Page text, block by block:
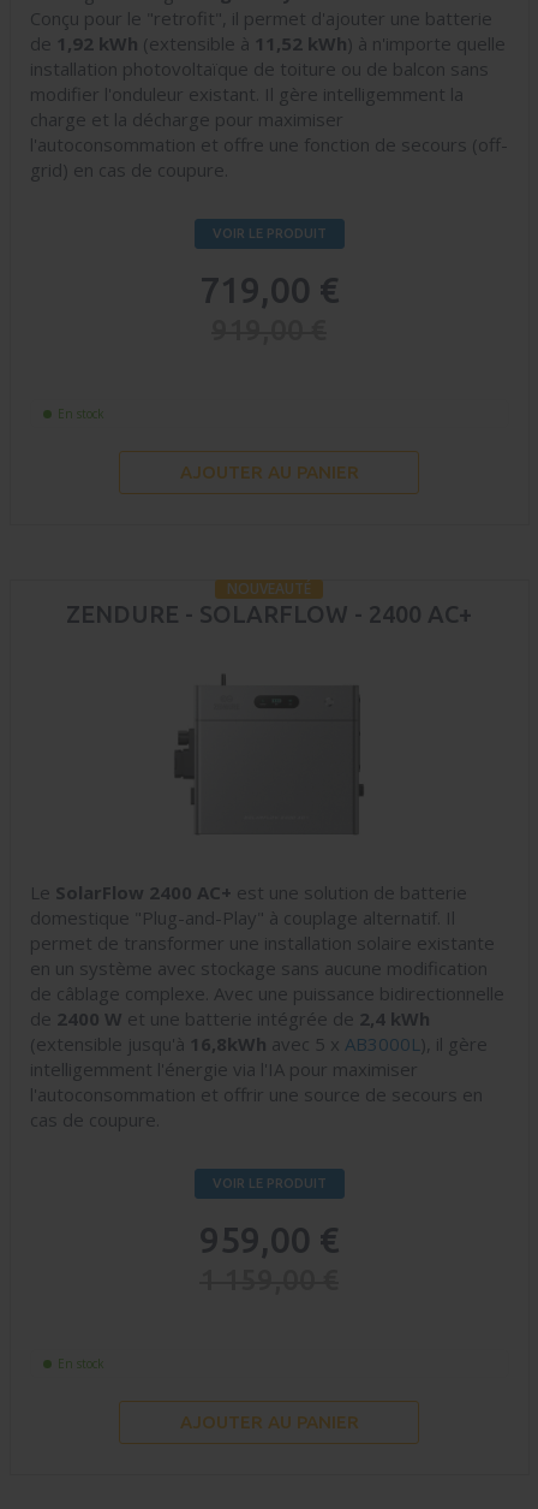
Conçu pour le "retrofit", il permet d'ajouter une batterie
de 1,92 kWh (extensible à 11,52 kWh) à n'importe quelle
installation photovoltaïque de toiture ou de balcon sans
modifier l'onduleur existant. Il gère intelligemment la
charge et la décharge pour maximiser
l'autoconsommation et offre une fonction de secours (off-
grid) en cas de coupure.
VOIR LE PRODUIT
719,00 €
En stock
AJOUTER AU PANIER
NOUVEAUTÉ
ZENDURE - SOLARFLOW - 2400 AC+
Le SolarFlow 2400 AC+ est une solution de batterie
domestique "Plug-and-Play" à couplage alternatif. Il
permet de transformer une installation solaire existante
en un système avec stockage sans aucune modification
de câblage complexe. Avec une puissance bidirectionnelle
de 2400 W et une batterie intégrée de 2,4 kWh
( extensible jusqu'à 16,8kWh avec 5 x AB3000L), il gère
intelligemment l'énergie via l'IA pour maximiser
l'autoconsommation et offrir une source de secours en
cas de coupure.
VOIR LE PRODUIT
959,00 €
En stock
AJOUTER AU PANIER